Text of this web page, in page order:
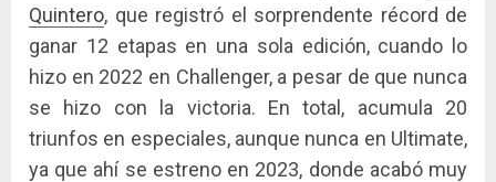
Quintero, que registró el sorprendente récord de
ganar 12 etapas en una sola edición, cuando lo
hizo en 2022 en Challenger, a pesar de que nunca
se hizo con la victoria. En total, acumula 20
triunfos en especiales, aunque nunca en Ultimate,
ya que ahí se estreno en 2023, donde acabó muy